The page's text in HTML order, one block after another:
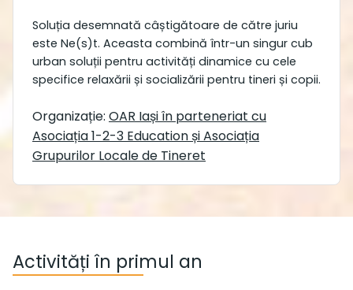
Soluția desemnată câștigătoare de către juriu
este Ne(s)t. Aceasta combină într-un singur cub
urban soluții pentru activități dinamice cu cele
specifice relaxării și socializării pentru tineri și copii.
Organizație: OAR Iași în parteneriat cu
Asociația 1-2-3 Education și Asociația
Grupurilor Locale de Tineret
Activități în primul an